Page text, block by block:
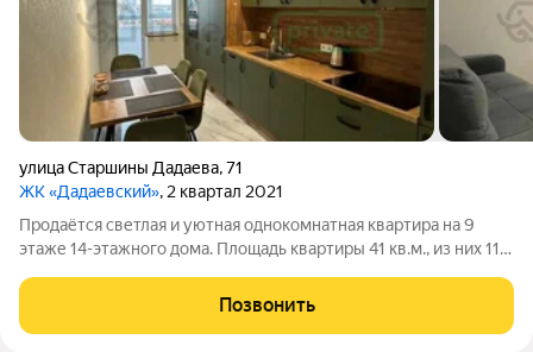
улица Старшины Дадаева,71
ЖК «Дадаевский», 2 квартал 2021
Продаётся светлая и уютная однокомнатная квартира на 9
этаже 14-этажного дома. Площадь квартиры 41 кв.м., из них 11
как для молодой семьи, так и для инвесторов, ценящих
сочетание высокого
Позвонить